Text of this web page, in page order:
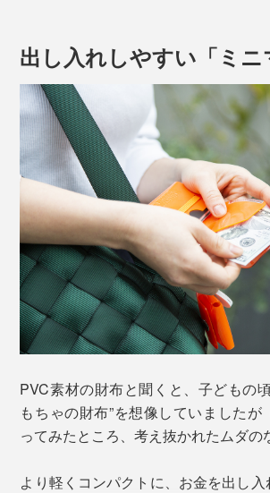
「お札に折れ線が入る」「お札が曲が
動清算機になかなか入らない」という
ある”もご心配なく！
素材特有のハリ感によって、丸みを
がら三つ折りになるので、中に入れ
度です。
出し入れしやすい「ミニ
PVC素材の財布と聞くと、子どもの
もちゃの財布”を想像していましたが
ってみたところ、考え抜かれたムダの
より軽くコンパクトに、お金を出し入